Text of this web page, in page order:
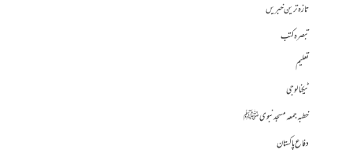
تازہ ترین خبریں
تبصرہ کتب
تعلیم
ٹیکنالوجی
خطبہ جمعہ مسجد نبوی ﷺ
دفاع پاکستان